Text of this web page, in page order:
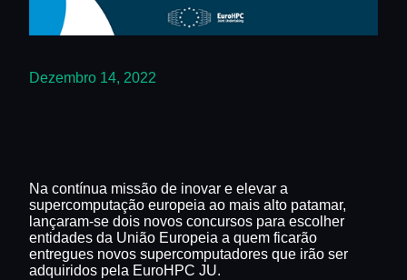
Dezembro 14, 2022
Na contínua missão de inovar e elevar a
supercomputação europeia ao mais alto patamar,
lançaram-se dois novos concursos para escolher
entidades da União Europeia a quem ficarão
entregues novos supercomputadores que irão ser
adquiridos pela EuroHPC JU.